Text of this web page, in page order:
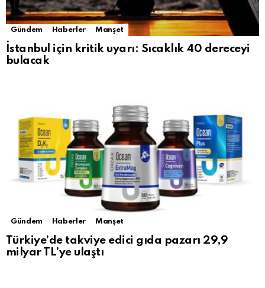
Gündem Haberler Manşet
İstanbul için kritik uyarı: Sıcaklık 40 dereceyi
bulacak
Gündem Haberler Manşet
Türkiye’de takviye edici gıda pazarı 29,9
milyar TL’ye ulaştı